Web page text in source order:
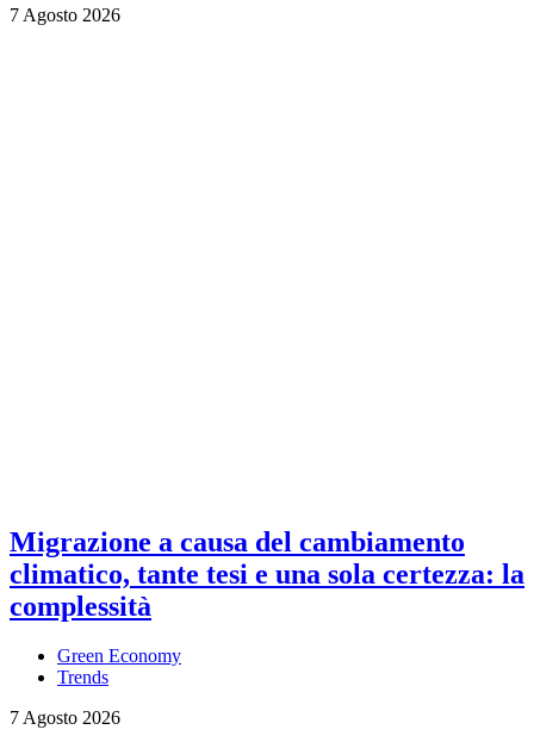
7 Agosto 2026
Migrazione a causa del cambiamento
climatico, tante tesi e una sola certezza: la
complessità
Green Economy
Trends
7 Agosto 2026